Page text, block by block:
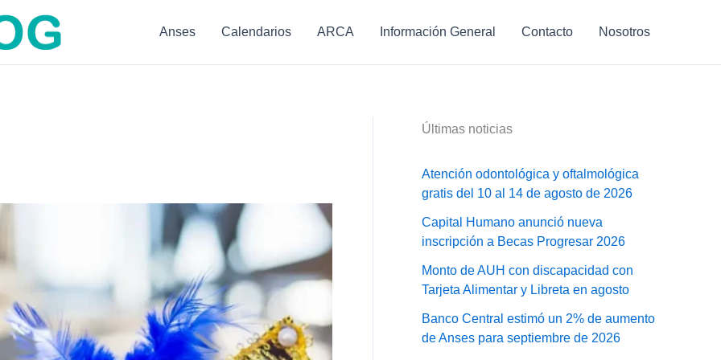
Anses Calendarios ARCA Información General Contacto Nosotros
Últimas noticias
Atención odontológica y oftalmológica
gratis del 10 al 14 de agosto de 2026
Capital Humano anunció nueva
inscripción a Becas Progresar 2026
Monto de AUH con discapacidad con
Tarjeta Alimentar y Libreta en agosto
Banco Central estimó un 2% de aumento
de Anses para septiembre de 2026